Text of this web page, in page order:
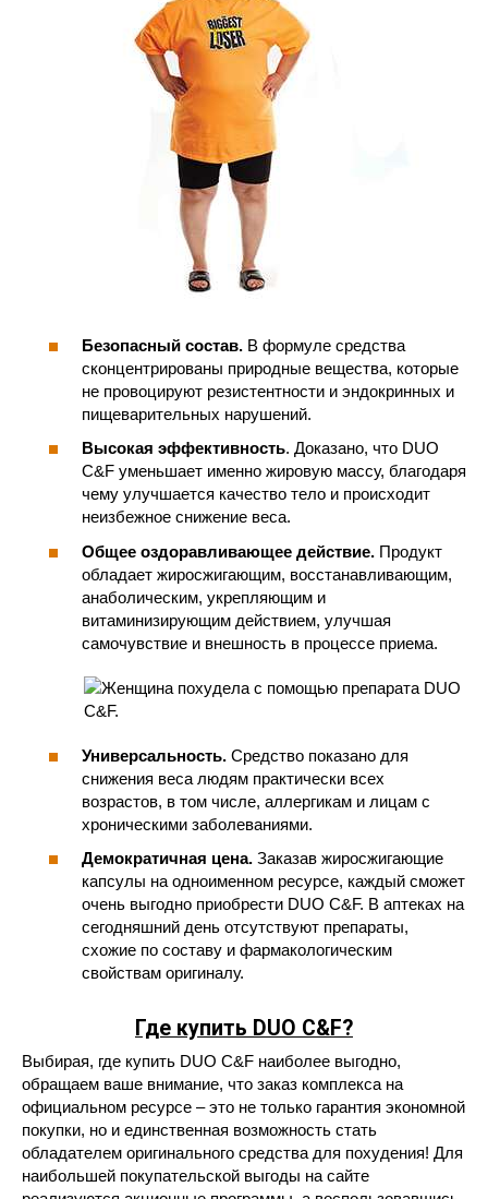
Безопасный состав. В формуле средства
сконцентрированы природные вещества, которые
не провоцируют резистентности и эндокринных и
пищеварительных нарушений.
Высокая эффективность. Доказано, что DUO
C&F уменьшает именно жировую массу, благодаря
чему улучшается качество тело и происходит
неизбежное снижение веса.
Общее оздоравливающее действие. Продукт
обладает жиросжигающим, восстанавливающим,
анаболическим, укрепляющим и
витаминизирующим действием, улучшая
самочувствие и внешность в процессе приема.
Универсальность. Средство показано для
снижения веса людям практически всех
возрастов, в том числе, аллергикам и лицам с
хроническими заболеваниями.
Демократичная цена. Заказав жиросжигающие
капсулы на одноименном ресурсе, каждый сможет
очень выгодно приобрести DUO C&F. В аптеках на
сегодняшний день отсутствуют препараты,
схожие по составу и фармакологическим
свойствам оригиналу.
Где купить DUO C&F?
Выбирая, где купить DUO C&F наиболее выгодно,
обращаем ваше внимание, что заказ комплекса на
официальном ресурсе – это не только гарантия экономной
покупки, но и единственная возможность стать
обладателем оригинального средства для похудения! Для
наибольшей покупательской выгоды на сайте